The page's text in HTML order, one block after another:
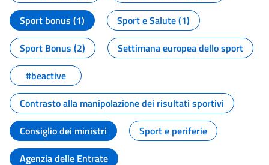
Sport bonus (1)
Sport e Salute (1)
Sport Bonus (2)
Settimana europea dello sport
#beactive
Contrasto alla manipolazione dei risultati sportivi
Consiglio dei ministri
Sport e periferie
Agenzia delle Entrate